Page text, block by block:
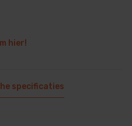
hier!
specificaties